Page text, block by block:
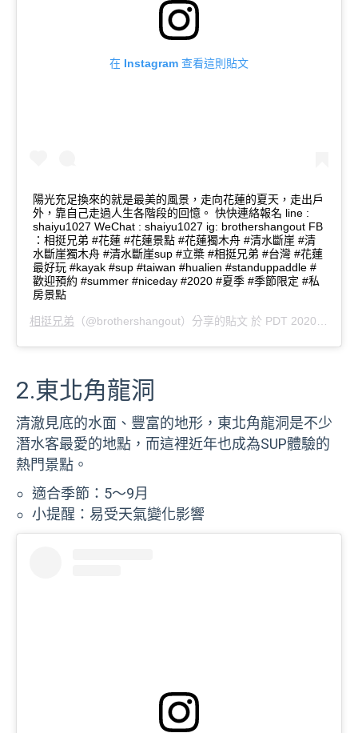
在 Instagram 查看這則貼文
陽光充足換來的就是最美的風景，走向花蓮的夏天，走出戶
外，靠自己走過人生各階段的回憶。 快快連絡報名 line :
shaiyu1027 WeChat : shaiyu1027 ig: brothershangout FB
：相挺兄弟 #花蓮 #花蓮景點 #花蓮獨木舟 #清水斷崖 #清
水斷崖獨木舟 #清水斷崖sup #立槳 #相挺兄弟 #台灣 #花蓮
最好玩 #kayak #sup #taiwan #hualien #standuppaddle #
歡迎預約 #summer #niceday #2020 #夏季 #季節限定 #私
房景點
相挺兄弟 （@brothershangout）分享的貼文 於 PDT 2020 年 4月 月 19 日 上午 5:56
2.東北角龍洞
清澈見底的水面、豐富的地形，東北角龍洞是不少
潛水客最愛的地點，而這裡近年也成為SUP體驗的
熱門景點。
適合季節：5～9月
小提醒：易受天氣變化影響